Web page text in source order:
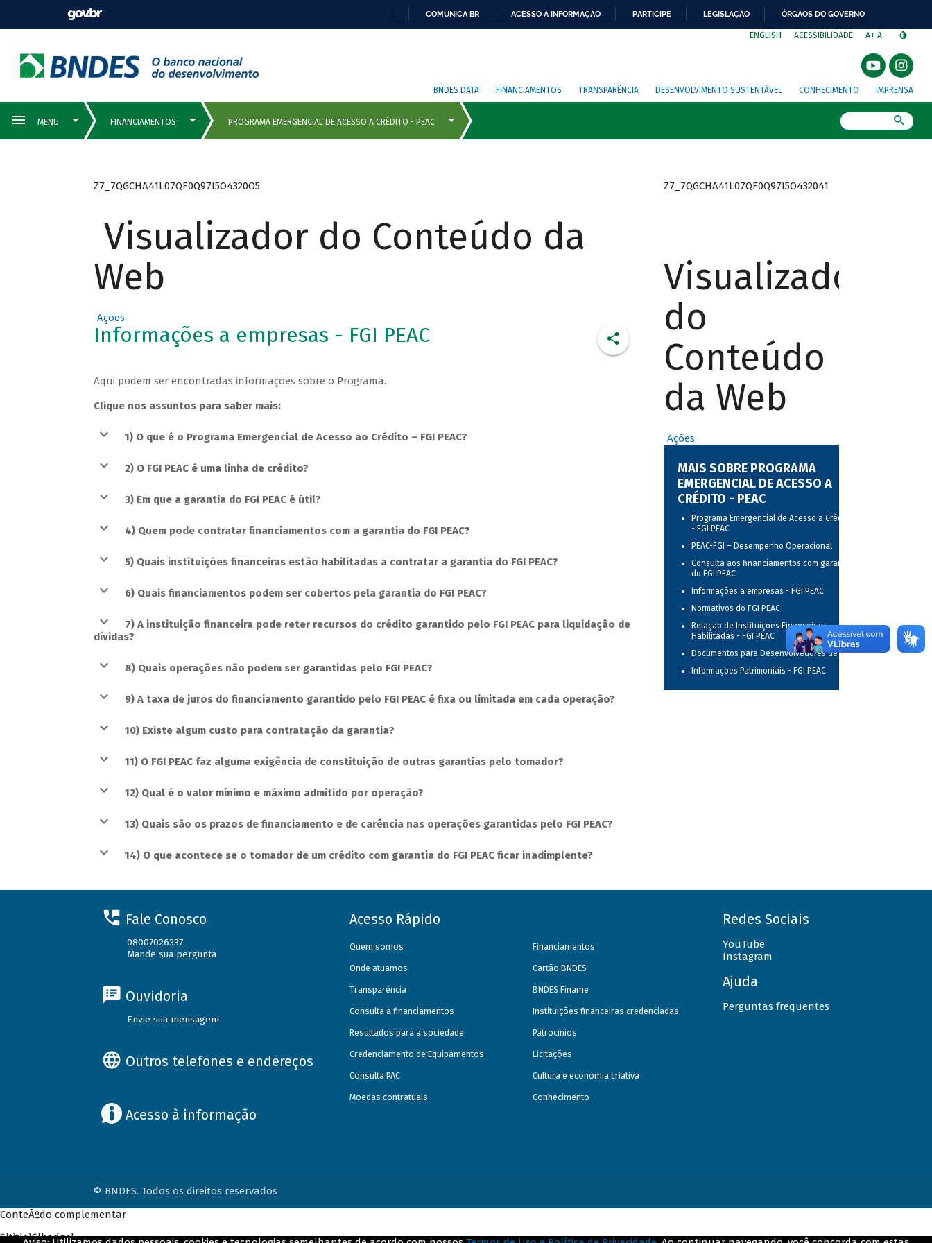
COMUNICA BR ACESSO À INFORMAÇÃO PARTICIPE LEGISLAÇÃO ÓRGÃOS DO GOVERNO
ENGLISH ACESSIBILIDADE A+ A-
BNDES DATA FINANCIAMENTOS TRANSPARÊNCIA DESENVOLVIMENTO SUSTENTÁVEL CONHECIMENTO IMPRENSA
Z7_7QGCHA41L07QF0Q97I5O4320O5
Visualizador do Conteúdo da
Web
Ações
Informações a empresas - FGI PEAC
Aqui podem ser encontradas informações sobre o Programa.
Clique nos assuntos para saber mais:
1) O que é o Programa Emergencial de Acesso ao Crédito – FGI PEAC?
2) O FGI PEAC é uma linha de crédito?
3) Em que a garantia do FGI PEAC é útil?
4) Quem pode contratar financiamentos com a garantia do FGI PEAC?
5) Quais instituições financeiras estão habilitadas a contratar a garantia do FGI PEAC?
6) Quais financiamentos podem ser cobertos pela garantia do FGI PEAC?
7) A instituição financeira pode reter recursos do crédito garantido pelo FGI PEAC para liquidação de
dívidas?
8) Quais operações não podem ser garantidas pelo FGI PEAC?
9) A taxa de juros do financiamento garantido pelo FGI PEAC é fixa ou limitada em cada operação?
10) Existe algum custo para contratação da garantia?
11) O FGI PEAC faz alguma exigência de constituição de outras garantias pelo tomador?
12) Qual é o valor mínimo e máximo admitido por operação?
13) Quais são os prazos de financiamento e de carência nas operações garantidas pelo FGI PEAC?
14) O que acontece se o tomador de um crédito com garantia do FGI PEAC ficar inadimplente?
Z7_7QGCHA41L07QF0Q97I5O432041
Visualizador
do
Conteúdo
da Web
Ações
MAIS SOBRE PROGRAMA
EMERGENCIAL DE ACESSO A
CRÉDITO - PEAC
Programa Emergencial de Acesso a Crédito
- FGI PEAC
PEAC-FGI – Desempenho Operacional
Consulta aos financiamentos com garantia
do FGI PEAC
Informações a empresas - FGI PEAC
Normativos do FGI PEAC
Relação de Instituições Financeiras
Habilitadas - FGI PEAC
Documentos para Desenvolvedores de TI
Informações Patrimoniais - FGI PEAC
Fale Conosco
08007026337
Mande sua pergunta
Ouvidoria
Envie sua mensagem
Outros telefones e endereços
Acesso à informação
Acesso Rápido
Quem somos
Onde atuamos
Transparência
Consulta a financiamentos
Resultados para a sociedade
Credenciamento de Equipamentos
Consulta PAC
Moedas contratuais
Financiamentos
Cartão BNDES
BNDES Finame
Instituições financeiras credenciadas
Patrocínios
Licitações
Cultura e economia criativa
Conhecimento
Redes Sociais
YouTube
Instagram
Ajuda
Perguntas frequentes
© BNDES. Todos os direitos reservados
ConteÃºdo complementar
${title}${badge}